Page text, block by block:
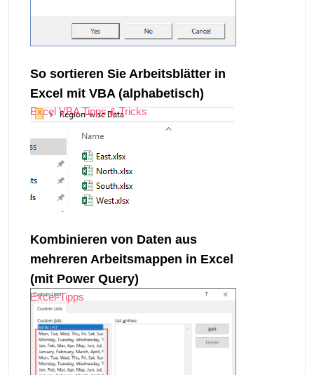
So sortieren Sie Arbeitsblätter in
Excel mit VBA (alphabetisch)
Excel VBA Tipps & Tricks
Kombinieren von Daten aus
mehreren Arbeitsmappen in Excel
(mit Power Query)
Excel-Tipps